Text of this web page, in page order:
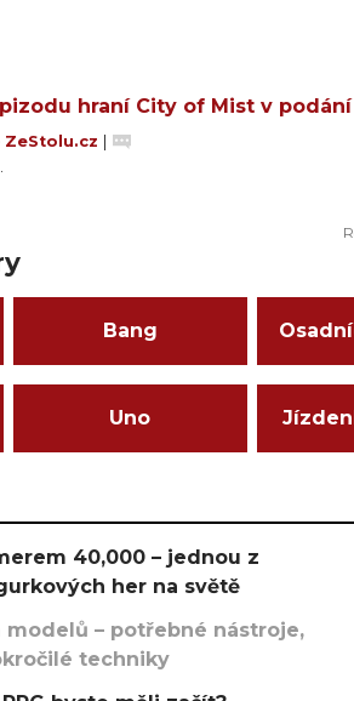
hraní City of Mist v
ZeStolu.cz |
Bang
Uno
40,000 – jednou z
her na světě
modelů – potřebné nástroje,
techniky